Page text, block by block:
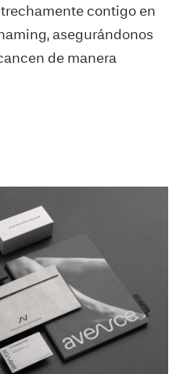
contigo en
asegurándonos
de manera